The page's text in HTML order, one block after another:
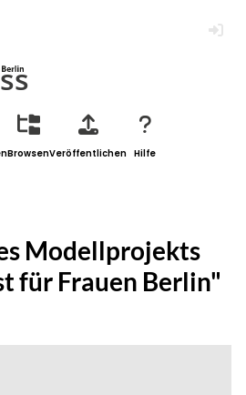
BrowsenVeröffentlichen Hilfe
Modellprojekts
für Frauen Berlin"